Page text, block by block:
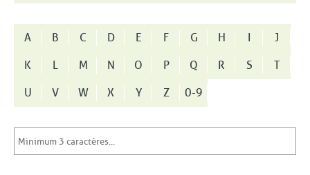
A B C D E F G H I
J
K
L M N O P Q R S
T
U
V W X Y Z 0-9